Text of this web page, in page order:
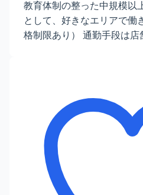
教育体制の整った中規模以
として、好きなエリアで働
格制限あり） 通勤手段は店